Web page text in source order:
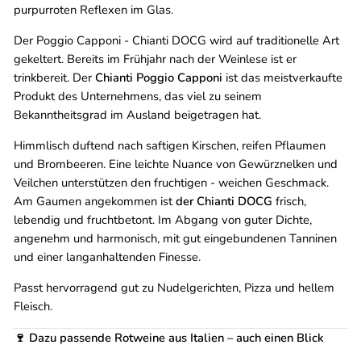
purpurroten Reflexen im Glas.
Der Poggio Capponi - Chianti DOCG wird auf traditionelle Art
gekeltert. Bereits im Frühjahr nach der Weinlese ist er
trinkbereit. Der Chianti Poggio Capponi ist das meistverkaufte
Produkt des Unternehmens, das viel zu seinem
Bekanntheitsgrad im Ausland beigetragen hat.
Himmlisch duftend nach saftigen Kirschen, reifen Pflaumen
und Brombeeren. Eine leichte Nuance von Gewürznelken und
Veilchen unterstützen den fruchtigen - weichen Geschmack.
Am Gaumen angekommen istder Chianti DOCG frisch,
lebendig und fruchtbetont. Im Abgang von guter Dichte,
angenehm und harmonisch, mit gut eingebundenen Tanninen
und einer langanhaltenden Finesse.
Passt hervorragend gut zu Nudelgerichten, Pizza und hellem
Fleisch.
🍷 Dazu passende Rotweine aus Italien – auch einen Blick